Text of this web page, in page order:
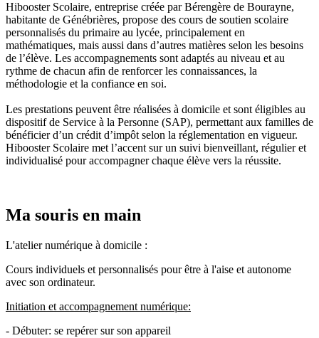
Hibooster Scolaire, entreprise créée par Bérengère de Bourayne,
habitante de Génébrières, propose des cours de soutien scolaire
personnalisés du primaire au lycée, principalement en
mathématiques, mais aussi dans d’autres matières selon les besoins
de l’élève. Les accompagnements sont adaptés au niveau et au
rythme de chacun afin de renforcer les connaissances, la
méthodologie et la confiance en soi.
Les prestations peuvent être réalisées à domicile et sont éligibles au
dispositif de Service à la Personne (SAP), permettant aux familles de
bénéficier d’un crédit d’impôt selon la réglementation en vigueur.
Hibooster Scolaire met l’accent sur un suivi bienveillant, régulier et
individualisé pour accompagner chaque élève vers la réussite.
Ma souris en main
L'atelier numérique à domicile :
Cours individuels et personnalisés pour être à l'aise et autonome
avec son ordinateur.
Initiation et accompagnement numérique:
- Débuter: se repérer sur son appareil